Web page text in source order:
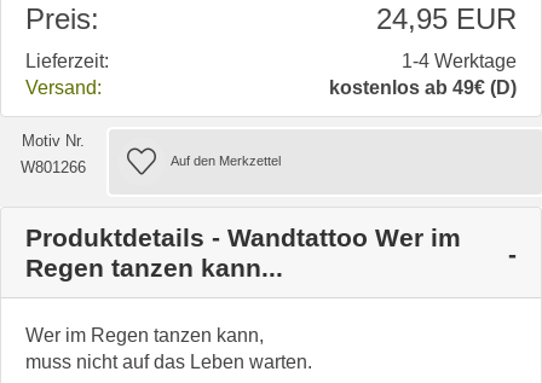
Preis: 24,95 EUR
Lieferzeit:
1-4 Werktage
Versand:
kostenlos ab 49€ (D)
Motiv Nr.
W801266
Produktdetails - Wandtattoo Wer im
Regen tanzen kann...
Wer im Regen tanzen kann,
muss nicht auf das Leben warten.